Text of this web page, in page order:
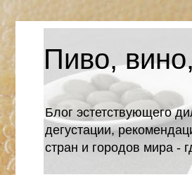
Пиво,
Блог эстетствующего
дегустации,
стран и городов мира -